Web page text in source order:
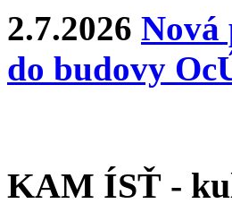
2.7.2026 Nová
do budovy
KAM ÍSŤ -